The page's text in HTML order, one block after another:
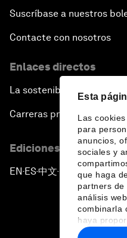
Esta
Las
para
anuncios,
sociales y
que haga
partners de
análisis
combinarla
haya
recopilado
Suscríbase a nuestros
Contacte con nosotros
Enlaces directos
La sostenibilidad en el Foro
Carreras profesionales
Ediciones en otros
EN ▪ES▪中文▪ 日本語